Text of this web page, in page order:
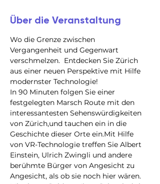
Über die Veranstaltung
Wo die Grenze zwischen
Vergangenheit und Gegenwart
verschmelzen.  Entdecken Sie Zürich
aus einer neuen Perspektive mit Hilfe
modernster Technologie!
In 90 Minuten folgen Sie einer
festgelegten Marsch Route mit den
interessantesten Sehenswürdigkeiten
von Zürich,und tauchen ein in die
Geschichte dieser Orte ein.Mit Hilfe
von VR-Technologie treffen Sie Albert
Einstein, Ulrich Zwingli und andere
berühmte Bürger von Angesicht zu
Angesicht, als ob sie noch hier wären.